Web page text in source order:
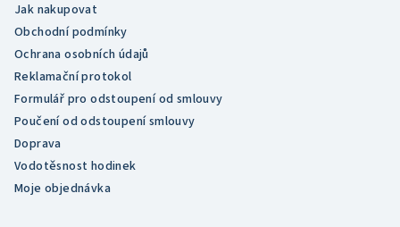
Jak nakupovat
Obchodní podmínky
Ochrana osobních údajů
Reklamační protokol
Formulář pro odstoupení od smlouvy
Poučení od odstoupení smlouvy
Doprava
Vodotěsnost hodinek
Moje objednávka